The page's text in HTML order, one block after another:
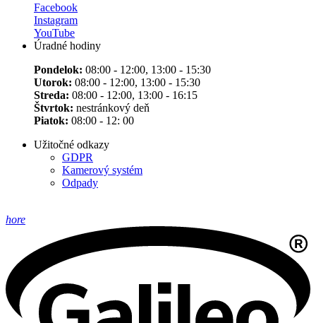
Facebook
Instagram
YouTube
Úradné hodiny
Pondelok: 08:00 - 12:00, 13:00 - 15:30
Utorok: 08:00 - 12:00, 13:00 - 15:30
Streda: 08:00 - 12:00, 13:00 - 16:15
Štvrtok: nestránkový deň
Piatok: 08:00 - 12: 00
Užitočné odkazy
GDPR
Kamerový systém
Odpady
hore